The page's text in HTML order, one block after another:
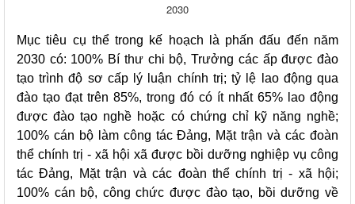
2030
Mục tiêu cụ thể trong kế hoạch là phấn đấu đến năm
2030 có: 100% Bí thư chi bộ, Trưởng các ấp được đào
tạo trình độ sơ cấp lý luận chính trị; tỷ lệ lao động qua
đào tạo đạt trên 85%, trong đó có ít nhất 65% lao động
được đào tạo nghề hoặc có chứng chỉ kỹ năng nghề;
100% cán bộ làm công tác Đảng, Mặt trận và các đoàn
thể chính trị - xã hội xã được bồi dưỡng nghiệp vụ công
tác Đảng, Mặt trận và các đoàn thể chính trị - xã hội;
100% cán bộ, công chức được đào tạo, bồi dưỡng về